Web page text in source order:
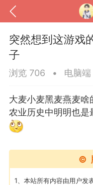
突然想到这游戏
子
浏览 706 • 电脑端
大麦小麦黑麦燕麦
农业历史中明明也
©
1、本站所有内容由用户发